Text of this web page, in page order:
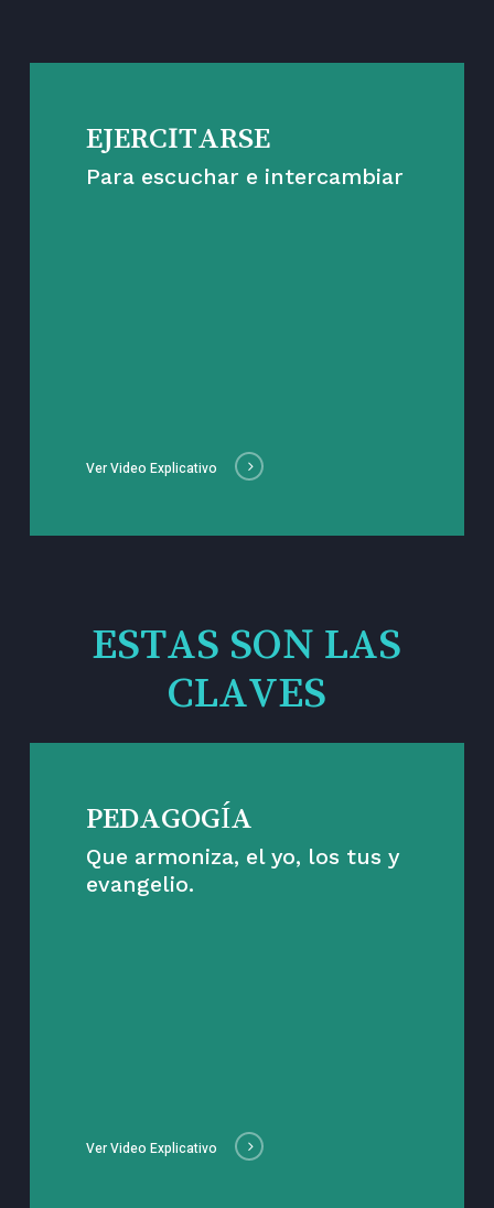
EJERCITARSE
Para escuchar e intercambiar
Ver Video Explicativo
ESTAS SON LAS
CLAVES
PEDAGOGÍA
Que armoniza, el yo, los tus y
evangelio.
Ver Video Explicativo